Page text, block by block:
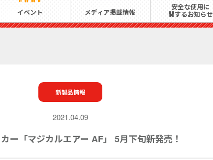
イベント メディア掲載情報
安全な使用に
関するお知らせ
新製品情報
2021.04.09
ー「マジカルエアー AF」 5月下旬新発売！